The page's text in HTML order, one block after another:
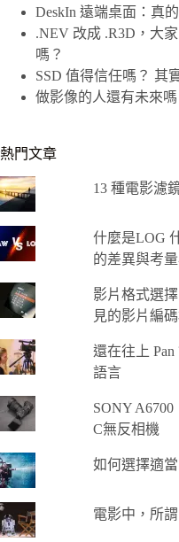
DeskIn 遠端桌面：真
.NEV 改成 .R3D，大
嗎？
SSD 值得信任嗎？ 其
做影像的人還有未來嗎
熱門文章
13 種電影濾
什麼是LOG
的差異與考
影片格式選
見的影片編
還在往上
語言
SONY
C無反相機
如何選擇適
電影中，所